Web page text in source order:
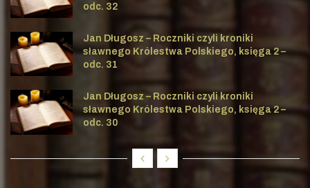
odc. 32
Jan Długosz – Roczniki czyli kroniki
sławnego Królestwa Polskiego, księga 2 –
odc. 31
Jan Długosz – Roczniki czyli kroniki
sławnego Królestwa Polskiego, księga 2 –
odc. 30